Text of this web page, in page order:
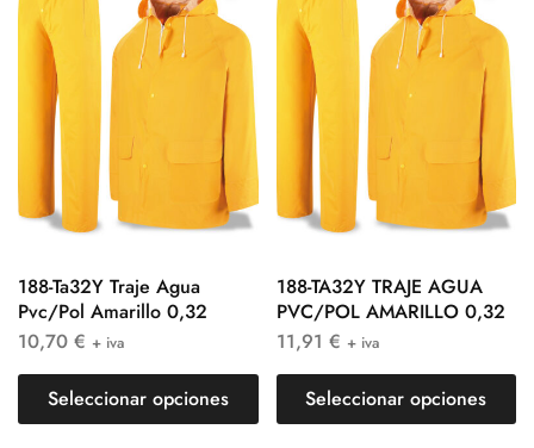
188-Ta32Y Traje Agua
Pvc/Pol Amarillo 0,32
10,70 € + iva
Seleccionar opciones
188-TA32Y TRAJE AGUA
PVC/POL AMARILLO 0,32
11,91 € + iva
Seleccionar opciones